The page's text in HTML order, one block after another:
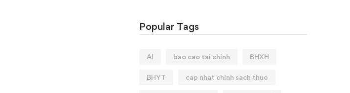
Popular Tags
AI bao cao tai chinh BHXH
BHYT cap nhat chinh sach thue